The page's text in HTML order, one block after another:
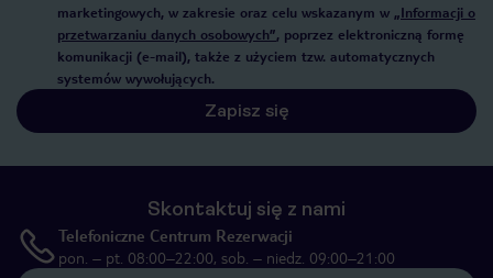
marketingowych, w zakresie oraz celu wskazanym w „Informacji o
przetwarzaniu danych osobowych”, poprzez elektroniczną formę
komunikacji (e-mail), także z użyciem tzw. automatycznych
systemów wywołujących.
Zapisz się
Skontaktuj się z nami
Telefoniczne Centrum Rezerwacji
pon. – pt. 08:00–22:00, sob. – niedz. 09:00–21:00